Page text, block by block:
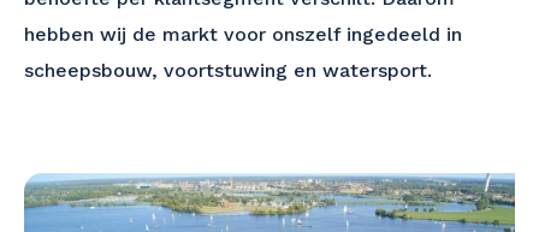
hebben wij de markt voor onszelf ingedeeld in
scheepsbouw, voortstuwing en watersport.